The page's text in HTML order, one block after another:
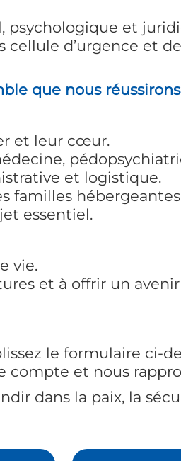
psychologique et
d’urgence et
que nous
et leur cœur.
et logistique.
familles
essentiel.
vie.
et à offrir un
le formulaire ci-
compte et nous
dans la paix, la